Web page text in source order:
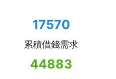
17570
累積借錢需求
44883